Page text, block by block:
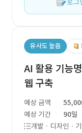
로그
유사도 높음
AI 활용 기능
웹 구축
예상 금액
예상 기간
90일
개발 · 디자인 ·